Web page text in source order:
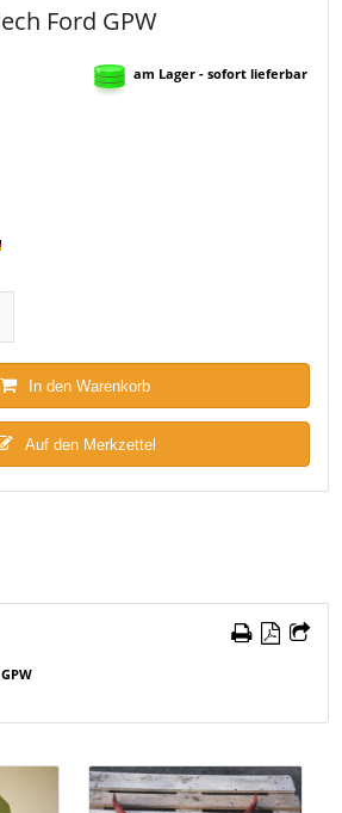
Ford GPW
am Lager - sofort lieferbar
In den Warenkorb
Auf den Merkzettel